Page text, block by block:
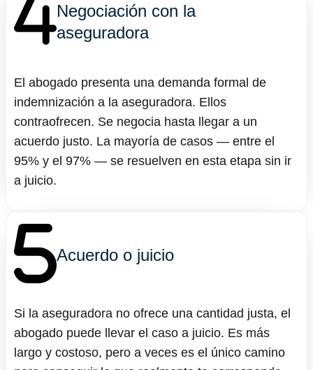
Negociación con la
aseguradora
El abogado presenta una demanda formal de
indemnización a la aseguradora. Ellos
contraofrecen. Se negocia hasta llegar a un
acuerdo justo. La mayoría de casos — entre el
95% y el 97% — se resuelven en esta etapa sin ir
a juicio.
Acuerdo o juicio
Si la aseguradora no ofrece una cantidad justa, el
abogado puede llevar el caso a juicio. Es más
largo y costoso, pero a veces es el único camino